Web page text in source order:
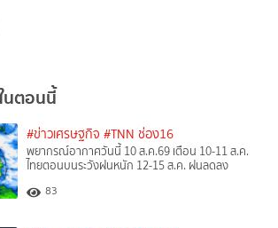
นตอนนี้
#ข่าวเศรษฐกิจ #TNN ช่อง16
พยากรณ์อากาศวันนี้ 10 ส.ค.69 เตือน 10-11 ส.ค.
ไทยตอนบนระวังฝนหนัก 12-15 ส.ค. ฝนลดลง
83